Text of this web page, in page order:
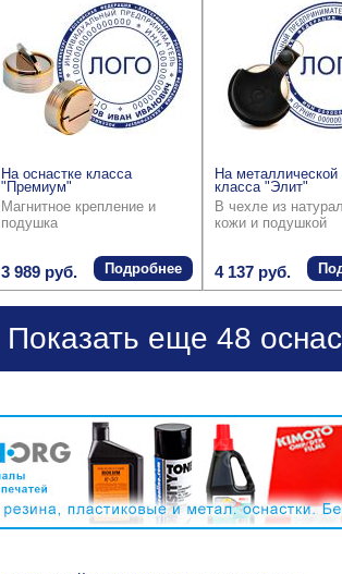
На оснастке класса
"Премиум"
Магнитное крепление и
подушка
3 989 руб. Подробнее
На металлической
класса "Элит"
В чехле из
кожи и подушкой
4 137 руб.
Показать еще 48